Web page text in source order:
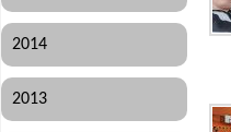
2014
2013